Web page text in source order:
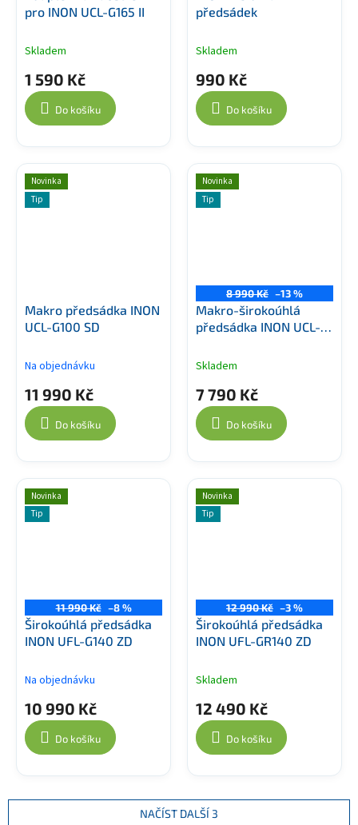
pro INON UCL-G165 II
Skladem
1 590 Kč
Do košíku
předsádek
Skladem
990 Kč
Do košíku
Novinka
Tip
Makro předsádka INON
UCL-G100 SD
Na objednávku
11 990 Kč
Do košíku
Novinka
Tip
8 990 Kč –13 %
Makro-širokoúhlá
předsádka INON UCL-
Skladem
7 790 Kč
Do košíku
Novinka
Tip
11 990 Kč –8 %
Širokoúhlá předsádka
INON UFL-G140 ZD
Na objednávku
10 990 Kč
Do košíku
Novinka
Tip
12 990 Kč –3 %
Širokoúhlá předsádka
INON UFL-GR140 ZD
Skladem
12 490 Kč
Do košíku
NAČÍST DALŠÍ 3